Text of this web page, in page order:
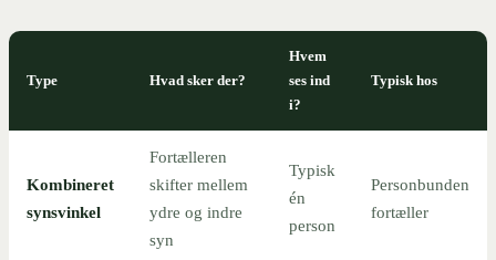
Type Hvad sker der?
Hvem
ses ind
i?
Typisk hos
Kombineret
synsvinkel
Fortælleren
skifter mellem
ydre og indre
syn
Typisk
én
person
Personbunden
fortæller